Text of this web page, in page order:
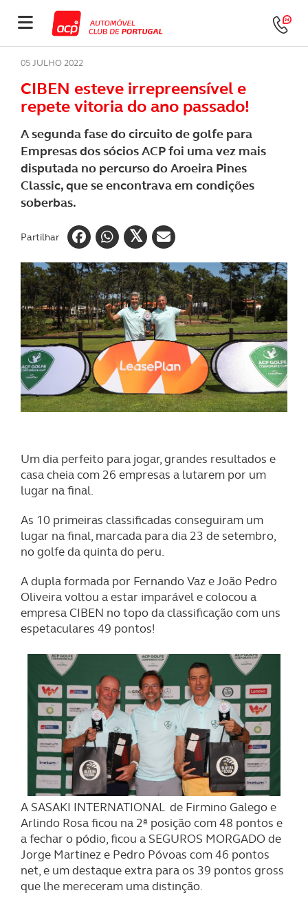
05 JULHO 2022
CIBEN esteve irrepreensível e
repete vitoria do ano passado!
A segunda fase do circuito de golfe para
Empresas dos sócios ACP foi uma vez mais
disputada no percurso do Aroeira Pines
Classic, que se encontrava em condições
soberbas.
Partilhar
Um dia perfeito para jogar, grandes resultados e
casa cheia com 26 empresas a lutarem por um
lugar na final.
As 10 primeiras classificadas conseguiram um
lugar na final, marcada para dia 23 de setembro,
no golfe da quinta do peru.
A dupla formada por Fernando Vaz e João Pedro
Oliveira voltou a estar imparável e colocou a
empresa CIBEN no topo da classificação com uns
espetaculares 49 pontos!
A SASAKI INTERNATIONAL de Firmino Galego e
Arlindo Rosa ficou na 2ª posição com 48 pontos e
a fechar o pódio, ficou a SEGUROS MORGADO de
Jorge Martinez e Pedro Póvoas com 46 pontos
net, e um destaque extra para os 39 pontos gross
que lhe mereceram uma distinção.